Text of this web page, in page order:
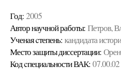
Год: 2005
Автор научной работы: Петров,
Ученая cтепень: кандидата
Место защиты диссертации:
Код cпециальности ВАК: 07.00.02